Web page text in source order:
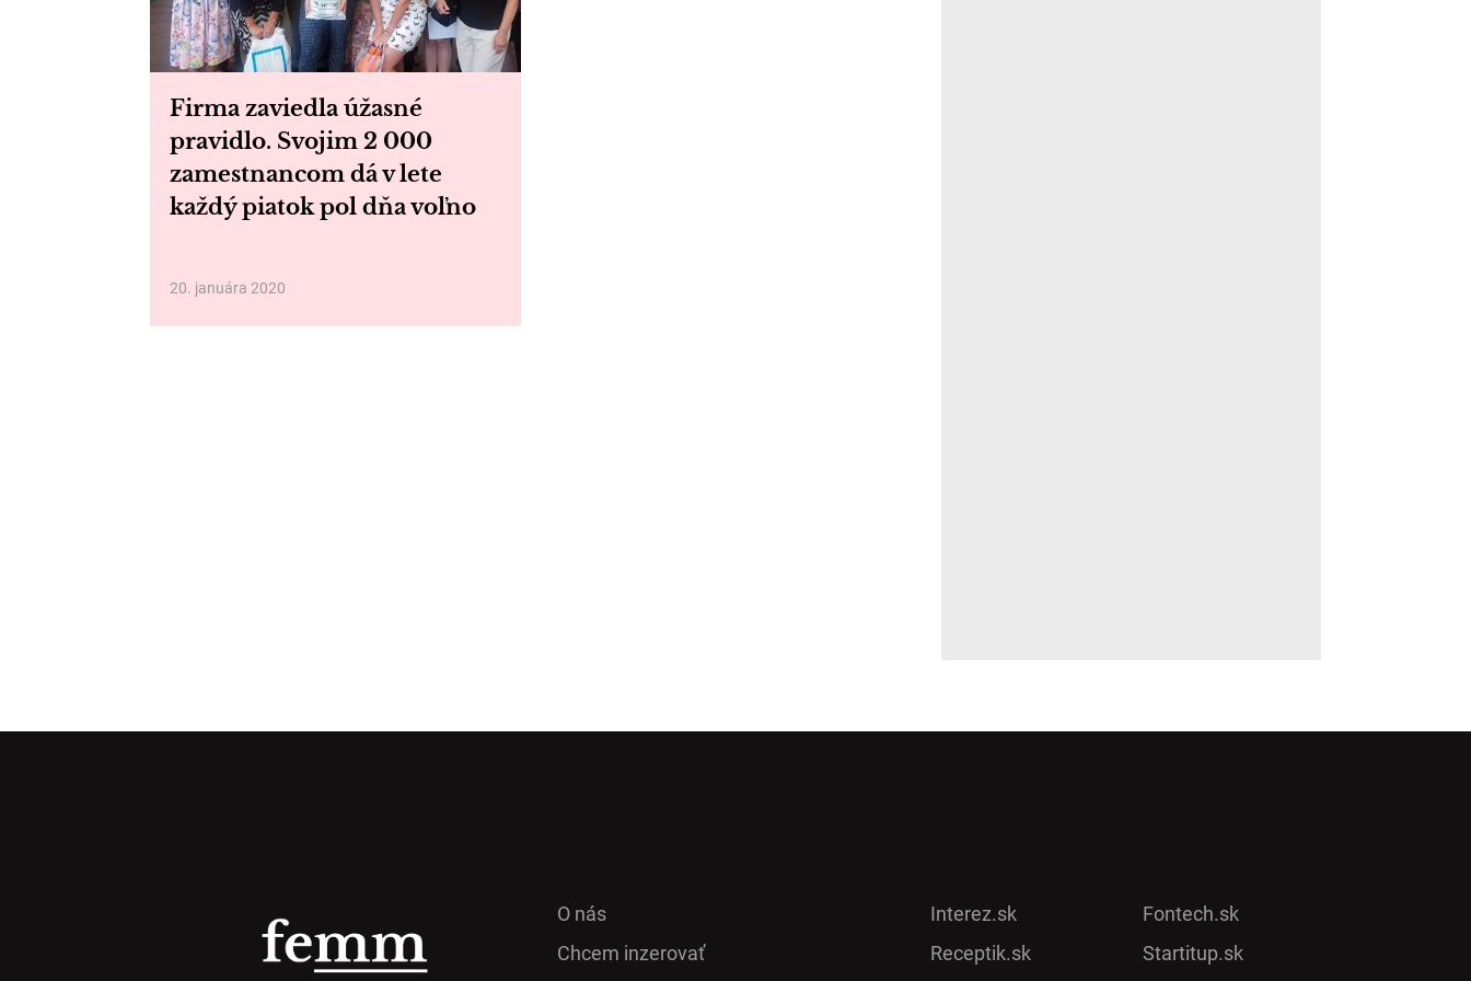
Firma zaviedla úžasné
pravidlo. Svojim 2 000
zamestnancom dá v lete
každý piatok pol dňa voľno
20. januára 2020
O nás
Chcem inzerovať
Interez.sk
Receptik.sk
Fontech.sk
Startitup.sk